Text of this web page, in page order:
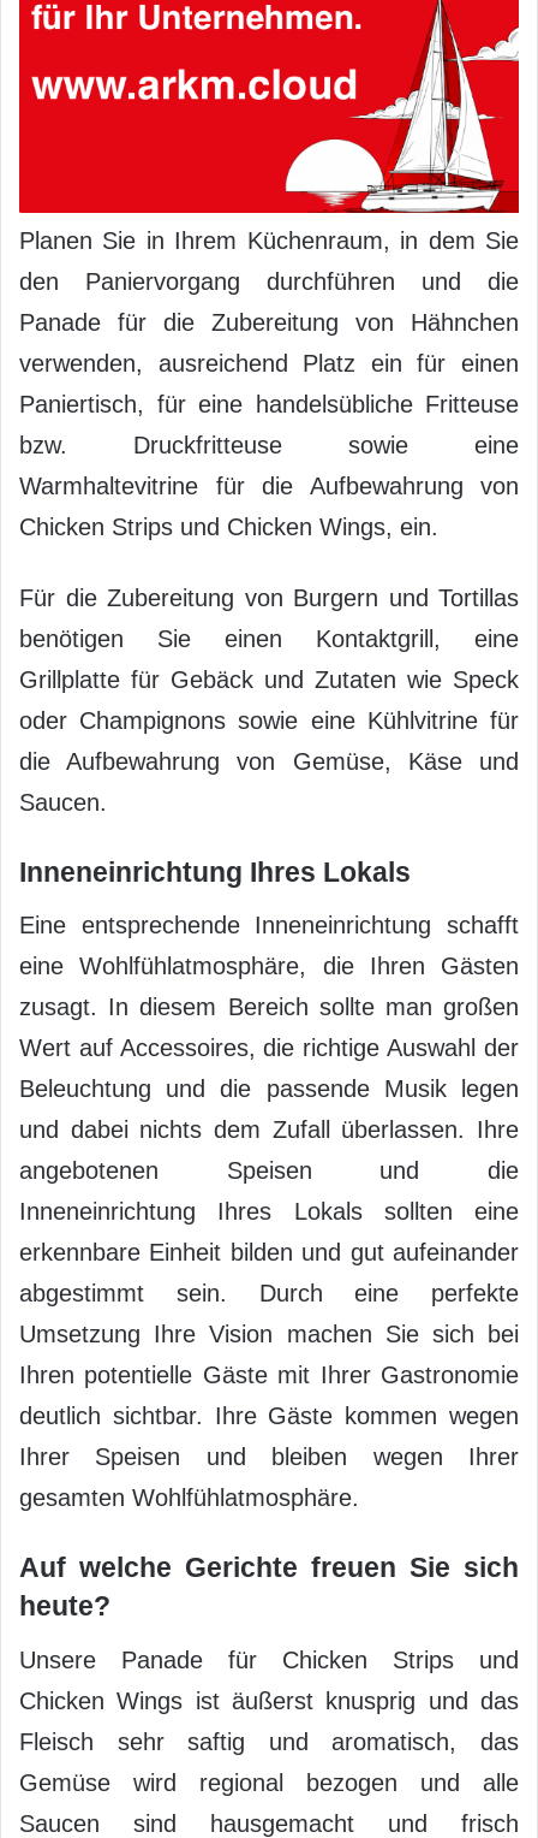
Planen Sie in Ihrem Küchenraum, in dem Sie
den Paniervorgang durchführen und die
Panade für die Zubereitung von Hähnchen
verwenden, ausreichend Platz ein für einen
Paniertisch, für eine handelsübliche Fritteuse
bzw. Druckfritteuse sowie eine
Warmhaltevitrine für die Aufbewahrung von
Chicken Strips und Chicken Wings, ein.
Für die Zubereitung von Burgern und Tortillas
benötigen Sie einen Kontaktgrill, eine
Grillplatte für Gebäck und Zutaten wie Speck
oder Champignons sowie eine Kühlvitrine für
die Aufbewahrung von Gemüse, Käse und
Saucen.
Inneneinrichtung Ihres Lokals
Eine entsprechende Inneneinrichtung schafft
eine Wohlfühlatmosphäre, die Ihren Gästen
zusagt. In diesem Bereich sollte man großen
Wert auf Accessoires, die richtige Auswahl der
Beleuchtung und die passende Musik legen
und dabei nichts dem Zufall überlassen. Ihre
angebotenen Speisen und die
Inneneinrichtung Ihres Lokals sollten eine
erkennbare Einheit bilden und gut aufeinander
abgestimmt sein. Durch eine perfekte
Umsetzung Ihre Vision machen Sie sich bei
Ihren potentielle Gäste mit Ihrer Gastronomie
deutlich sichtbar. Ihre Gäste kommen wegen
Ihrer Speisen und bleiben wegen Ihrer
gesamten Wohlfühlatmosphäre.
Auf welche Gerichte freuen Sie sich
heute?
Unsere Panade für Chicken Strips und
Chicken Wings ist äußerst knusprig und das
Fleisch sehr saftig und aromatisch, das
Gemüse wird regional bezogen und alle
Saucen sind hausgemacht und frisch